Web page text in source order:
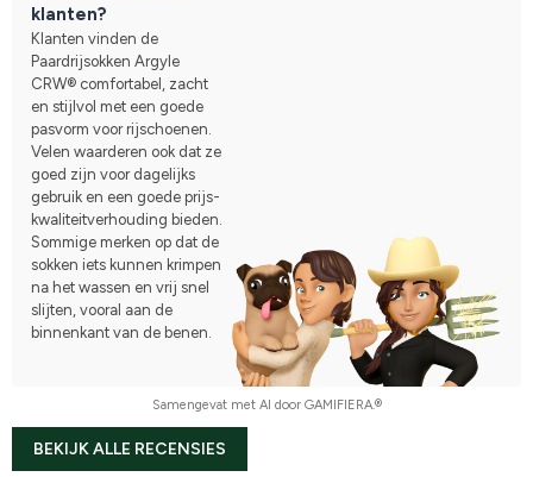
klanten?
Klanten vinden de
Paardrijsokken Argyle
CRW® comfortabel, zacht
en stijlvol met een goede
pasvorm voor rijschoenen.
Velen waarderen ook dat ze
goed zijn voor dagelijks
gebruik en een goede prijs-
kwaliteitverhouding bieden.
Sommige merken op dat de
sokken iets kunnen krimpen
na het wassen en vrij snel
slijten, vooral aan de
binnenkant van de benen.
Samengevat met AI door GAMIFIERA.®
BEKIJK ALLE RECENSIES